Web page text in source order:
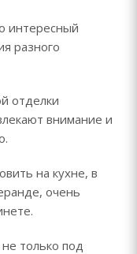
интересный
разного
отделки
внимание и
на кухне, в
очень
только под